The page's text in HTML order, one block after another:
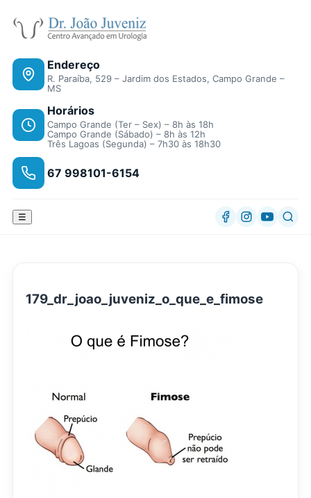
Endereço
R. Paraíba, 529 – Jardim dos Estados, Campo Grande –
MS
Horários
Campo Grande (Ter – Sex) – 8h às 18h
Campo Grande (Sábado) – 8h às 12h
Três Lagoas (Segunda) – 7h30 às 18h30
67 998101-6154
☰
179_dr_joao_juveniz_o_que_e_fimose